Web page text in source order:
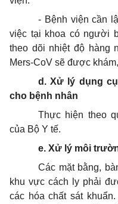
- Bệnh viện cần
việc tại khoa có người
theo dõi nhiệt độ hàng
Mers-CoV sẽ được
d. Xử lý dụng
cho bệnh nhân
Thực hiện theo
của Bộ Y tế.
e. Xử lý môi
Các mặt bằng,
khu vực cách ly phải
các hóa chất sát